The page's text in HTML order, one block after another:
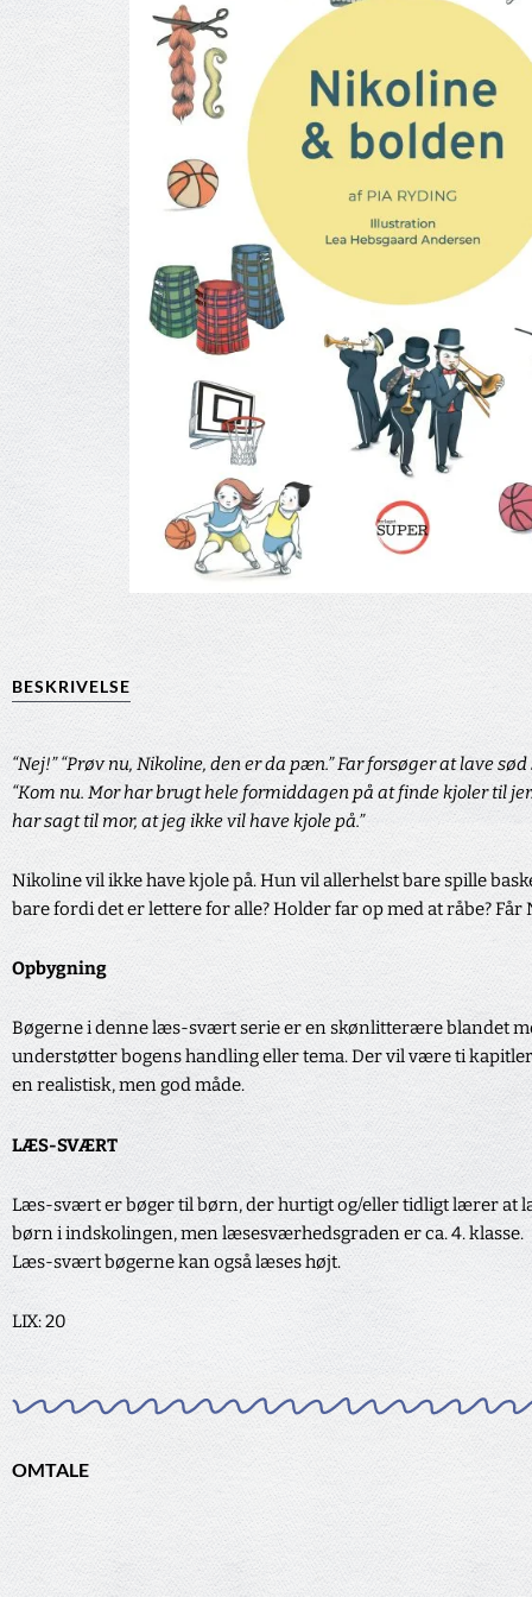
BESKRIVELSE
“Nej!” “Prøv nu, Nikoline, den er da pæn.” Far forsøger at lave
“Kom nu. Mor har brugt hele formiddagen på at finde kjoler til
har sagt til mor, at jeg ikke vil have kjole på.”
Nikoline vil ikke have kjole på. Hun vil allerhelst bare spille
bare fordi det er lettere for alle? Holder far op med at råbe? Får
Opbygning
Bøgerne i denne læs-svært serie er en skønlitterære blandet
understøtter bogens handling eller tema. Der vil være ti
en realistisk, men god måde.
LÆS-SVÆRT
Læs-svært er bøger til børn, der hurtigt og/eller tidligt lærer at
børn i indskolingen, men læsesværhedsgraden er ca. 4. klasse.
Læs-svært bøgerne kan også læses højt.
LIX: 20
OMTALE